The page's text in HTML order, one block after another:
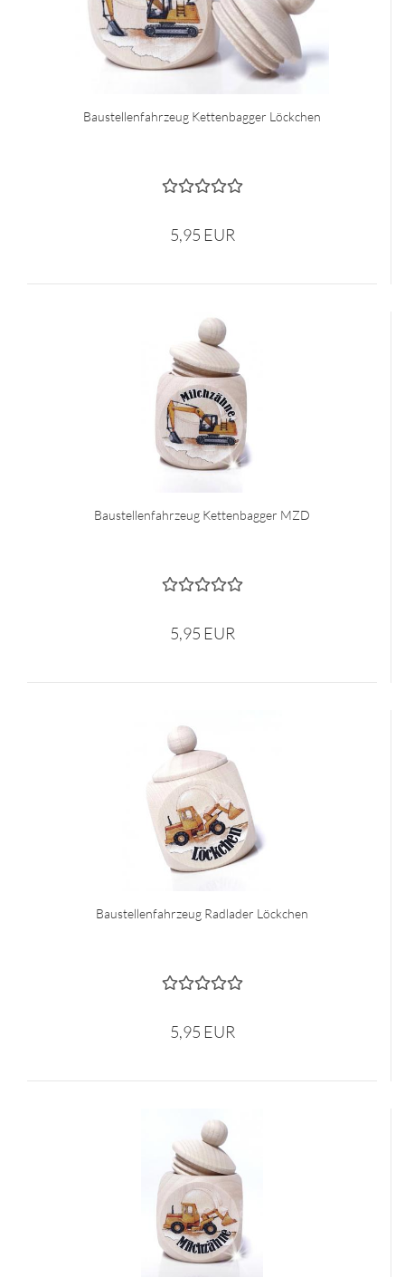
Baustellenfahrzeug Kettenbagger Löckchen
5,95 EUR
Baustellenfahrzeug Kettenbagger MZD
5,95 EUR
Baustellenfahrzeug Radlader Löckchen
5,95 EUR